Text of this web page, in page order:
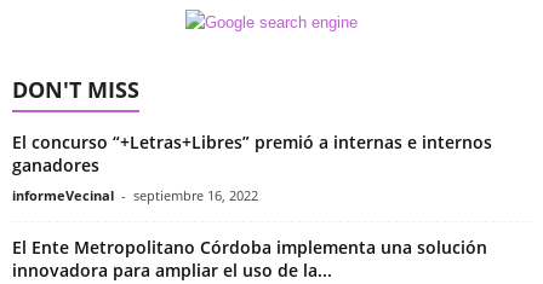
DON'T MISS
El concurso “+Letras+Libres” premió a internas e internos
ganadores
informeVecinal - septiembre 16, 2022
El Ente Metropolitano Córdoba implementa una solución
innovadora para ampliar el uso de la...